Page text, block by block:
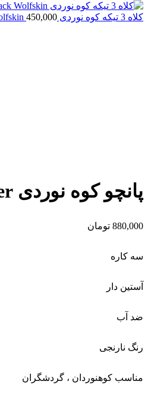
کلاه 3 تیکه کوه نوردی Jack Wolfskin 450,000
پانچو کوه نوردی Terra Hiker
880,000 تومان
سه کاره
آستین دار
ضد آب
رنگ نارنجی
مناسب کوهنوردان ، گردشگران